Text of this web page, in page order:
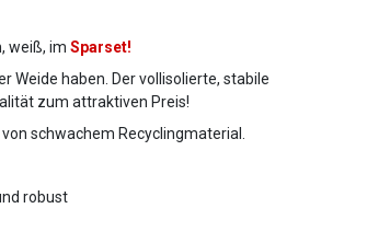
weiß, im Sparset!
Weide haben. Der vollisolierte, stabile
zum attraktiven Preis!
schwachem Recyclingmaterial.
robust